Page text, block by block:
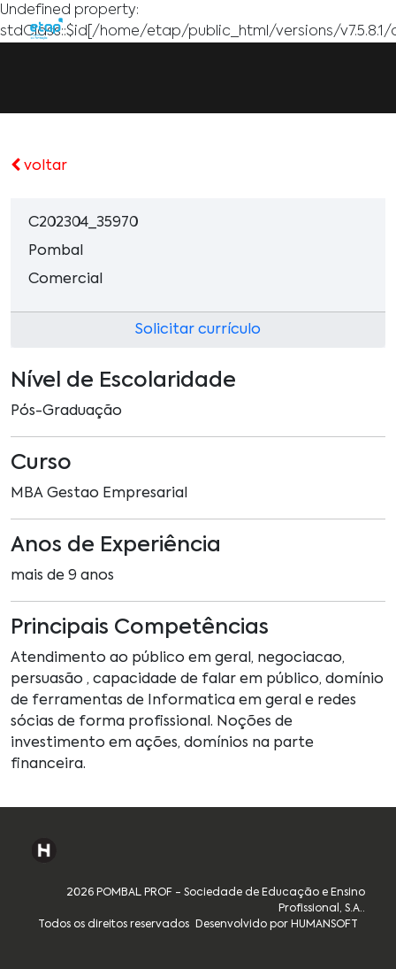
Undefined property:
stdClass::$id[/home/etap/public_html/versions/
voltar
C202304_35970
Pombal
Comercial
Solicitar currículo
Nível de Escolaridade
Pós-Graduação
Curso
MBA Gestao Empresarial
Anos de Experiência
mais de 9 anos
Principais Competências
Atendimento ao público em geral, negociacao,
persuasão , capacidade de falar em público, domínio
de ferramentas de Informatica em geral e redes
sócias de forma profissional. Noções de
investimento em ações, domínios na parte
financeira.
2026 POMBAL PROF - Sociedade de Educação e Ensino
Profissional, S.A..
Todos os direitos reservados
Desenvolvido por HUMANSOFT